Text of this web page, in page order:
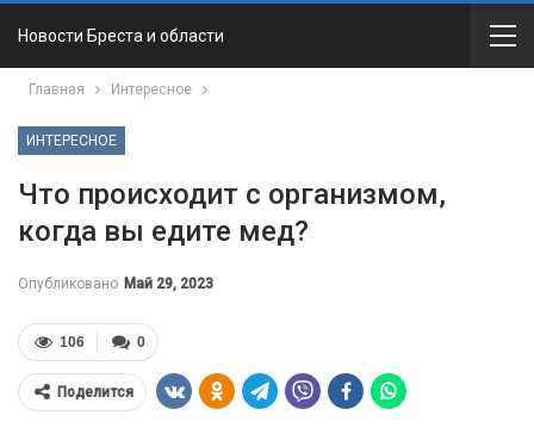
Новости Бреста и области
Главная Интересное
ИНТЕРЕСНОЕ
Что происходит с организмом,
когда вы едите мед?
Опубликовано Май 29, 2023
0
106
Поделится